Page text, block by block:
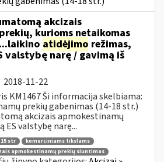
akcizais
kurioms netaikomas
atidėjimo režimas,
valstybę narę / gavimą iš
2018-11-22
KM1467 Ši informacija skelbiama:
prekių gabenimas (14-18 str.)
akcizais apmokestinamų
valstybę narę...
str
komerciniams tikslams
apmokestinamų prekių siuntimas